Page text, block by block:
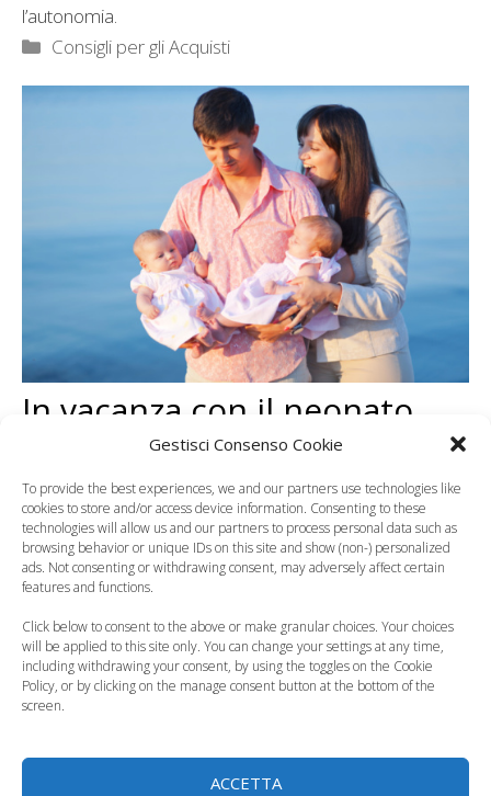
Gestisci Consenso Cookie
To provide the best experiences, we and our partners use technologies like
cookies to store and/or access device information. Consenting to these
technologies will allow us and our partners to process personal data such as
browsing behavior or unique IDs on this site and show (non-) personalized
ads. Not consenting or withdrawing consent, may adversely affect certain
features and functions.
Click below to consent to the above or make granular choices. Your choices
will be applied to this site only. You can change your settings at any time,
including withdrawing your consent, by using the toggles on the Cookie
Policy, or by clicking on the manage consent button at the bottom of the
screen.
ACCETTA
l’autonomia.
Categorie
Consigli per gli Acquisti
In vacanza con il neonato,
cosa mettere in valigia